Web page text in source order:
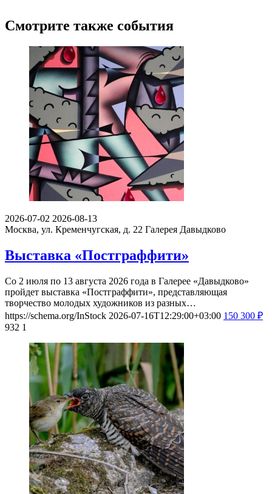
Смотрите также события
2026-07-02 2026-08-13
Москва, ул. Кременчугская, д. 22 Галерея Давыдково
Выставка «Постграффити»
Со 2 июля по 13 августа 2026 года в Галерее «Давыдково»
пройдет выставка «Постграффити», представляющая
творчество молодых художников из разных…
https://schema.org/InStock 2026-07-16T12:29:00+03:00 150 300 ₽
932 1